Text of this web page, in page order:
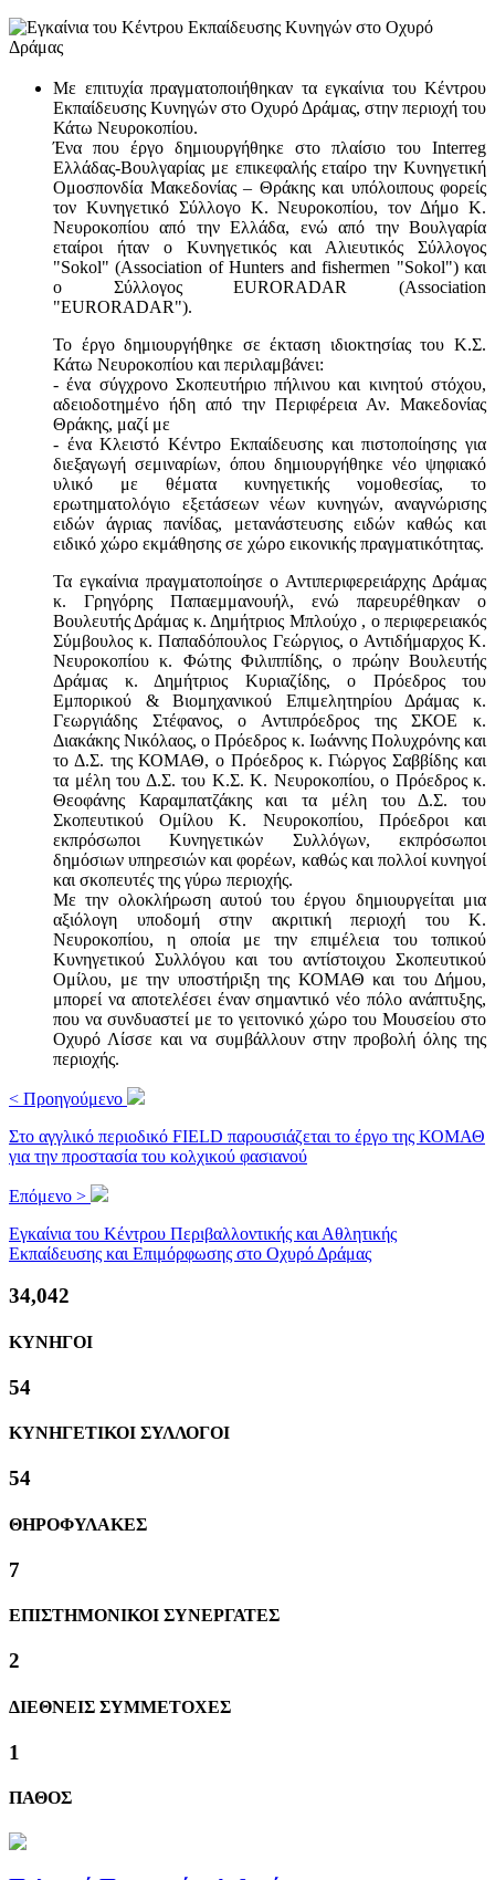
Με επιτυχία πραγματοποιήθηκαν τα εγκαίνια του Κέντρου
Εκπαίδευσης Κυνηγών στο Οχυρό Δράμας, στην περιοχή του
Κάτω Νευροκοπίου.
Ένα που έργο δημιουργήθηκε στο πλαίσιο του Interreg
Ελλάδας-Βουλγαρίας με επικεφαλής εταίρο την Κυνηγετική
Ομοσπονδία Μακεδονίας – Θράκης και υπόλοιπους φορείς
τον Κυνηγετικό Σύλλογο Κ. Νευροκοπίου, τον Δήμο Κ.
Νευροκοπίου από την Ελλάδα, ενώ από την Βουλγαρία
εταίροι ήταν ο Κυνηγετικός και Αλιευτικός Σύλλογος
"Sokol" (Association of Hunters and fishermen "Sokol") και
ο Σύλλογος EURORADAR (Association
"EURORADAR").
Το έργο δημιουργήθηκε σε έκταση ιδιοκτησίας του Κ.Σ.
Κάτω Νευροκοπίου και περιλαμβάνει:
- ένα σύγχρονο Σκοπευτήριο πήλινου και κινητού στόχου,
αδειοδοτημένο ήδη από την Περιφέρεια Αν. Μακεδονίας
Θράκης, μαζί με
- ένα Κλειστό Κέντρο Εκπαίδευσης και πιστοποίησης για
διεξαγωγή σεμιναρίων, όπου δημιουργήθηκε νέο ψηφιακό
υλικό με θέματα κυνηγετικής νομοθεσίας, το
ερωτηματολόγιο εξετάσεων νέων κυνηγών, αναγνώρισης
ειδών άγριας πανίδας, μετανάστευσης ειδών καθώς και
ειδικό χώρο εκμάθησης σε χώρο εικονικής πραγματικότητας.
Τα εγκαίνια πραγματοποίησε ο Αντιπεριφερειάρχης Δράμας
κ. Γρηγόρης Παπαεμμανουήλ, ενώ παρευρέθηκαν ο
Βουλευτής Δράμας κ. Δημήτριος Μπλούχο , ο περιφερειακός
Σύμβουλος κ. Παπαδόπουλος Γεώργιος, ο Αντιδήμαρχος Κ.
Νευροκοπίου κ. Φώτης Φιλιππίδης, ο πρώην Βουλευτής
Δράμας κ. Δημήτριος Κυριαζίδης, ο Πρόεδρος του
Εμπορικού & Βιομηχανικού Επιμελητηρίου Δράμας κ.
Γεωργιάδης Στέφανος, ο Αντιπρόεδρος της ΣΚΟΕ κ.
Διακάκης Νικόλαος, ο Πρόεδρος κ. Ιωάννης Πολυχρόνης και
το Δ.Σ. της ΚΟΜΑΘ, ο Πρόεδρος κ. Γιώργος Σαββίδης και
τα μέλη του Δ.Σ. του Κ.Σ. Κ. Νευροκοπίου, ο Πρόεδρος κ.
Θεοφάνης Καραμπατζάκης και τα μέλη του Δ.Σ. του
Σκοπευτικού Ομίλου Κ. Νευροκοπίου, Πρόεδροι και
εκπρόσωποι Κυνηγετικών Συλλόγων, εκπρόσωποι
δημόσιων υπηρεσιών και φορέων, καθώς και πολλοί κυνηγοί
και σκοπευτές της γύρω περιοχής.
Με την ολοκλήρωση αυτού του έργου δημιουργείται μια
αξιόλογη υποδομή στην ακριτική περιοχή του Κ.
Νευροκοπίου, η οποία με την επιμέλεια του τοπικού
Κυνηγετικού Συλλόγου και του αντίστοιχου Σκοπευτικού
Ομίλου, με την υποστήριξη της ΚΟΜΑΘ και του Δήμου,
μπορεί να αποτελέσει έναν σημαντικό νέο πόλο ανάπτυξης,
που να συνδυαστεί με το γειτονικό χώρο του Μουσείου στο
Οχυρό Λίσσε και να συμβάλλουν στην προβολή όλης της
περιοχής.
< Προηγούμενο
Στο αγγλικό περιοδικό FIELD παρουσιάζεται το έργο της ΚΟΜΑΘ
για την προστασία του κολχικού φασιανού
Επόμενο >
Εγκαίνια του Κέντρου Περιβαλλοντικής και Αθλητικής
Εκπαίδευσης και Επιμόρφωσης στο Οχυρό Δράμας
36,862
ΚΥΝΗΓΟΙ
59
ΚΥΝΗΓΕΤΙΚΟΙ ΣΥΛΛΟΓΟΙ
59
ΘΗΡΟΦΥΛΑΚΕΣ
8
ΕΠΙΣΤΗΜΟΝΙΚΟΙ ΣΥΝΕΡΓΑΤΕΣ
2
ΔΙΕΘΝΕΙΣ ΣΥΜΜΕΤΟΧΕΣ
1
ΠΑΘΟΣ